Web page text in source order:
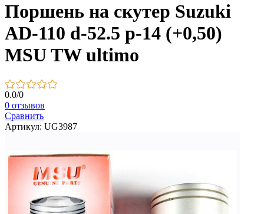
Поршень на скутер Suzuki
AD-110 d-52.5 p-14 (+0,50)
MSU TW ultimo
0.0/0
0 отзывов
Сравнить
Артикул: UG3987